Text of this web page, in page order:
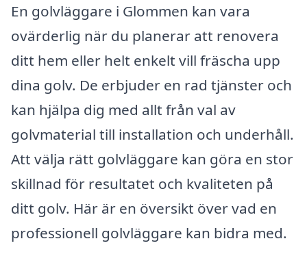
En golvläggare i Glommen kan vara
ovärderlig när du planerar att renovera
ditt hem eller helt enkelt vill fräscha upp
dina golv. De erbjuder en rad tjänster och
kan hjälpa dig med allt från val av
golvmaterial till installation och underhåll.
Att välja rätt golvläggare kan göra en stor
skillnad för resultatet och kvaliteten på
ditt golv. Här är en översikt över vad en
professionell golvläggare kan bidra med.